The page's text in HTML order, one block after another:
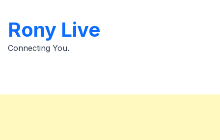
content
Rony Live
Connecting You.